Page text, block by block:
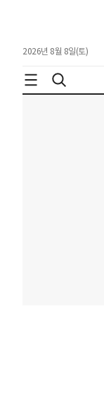
2026년 8월 8일(토)